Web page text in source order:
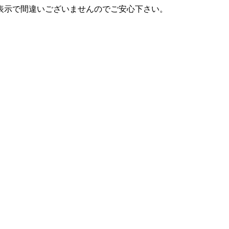
で間違いございませんのでご安心下さい。